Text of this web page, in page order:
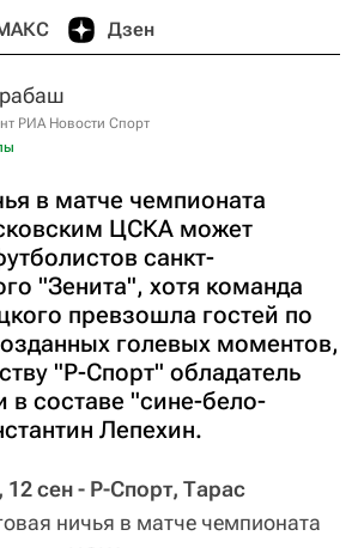
Дзен
РИА Новости Спорт
в матче чемпионата
ЦСКА может
санкт-
"Зенита", хотя команда
превзошла гостей по
голевых моментов,
"Р-Спорт" обладатель
в составе "сине-бело-
Лепехин.
сен - Р-Спорт, Тарас
ничья в матче чемпионата